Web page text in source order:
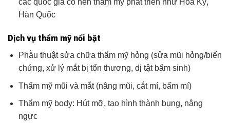
các quốc gia có nền thẩm mỹ phát triển như Hoa Kỳ,
Hàn Quốc
Dịch vụ thẩm mỹ nổi bật
Phẫu thuật sửa chữa thẩm mỹ hỏng (sửa mũi hỏng/biến
chứng, xử lý mắt bị tổn thương, dị tật bẩm sinh)
Thẩm mỹ mũi và mắt (nâng mũi, cắt mí, bấm mí)
Thẩm mỹ body: Hút mỡ, tạo hình thành bụng, nâng
ngực